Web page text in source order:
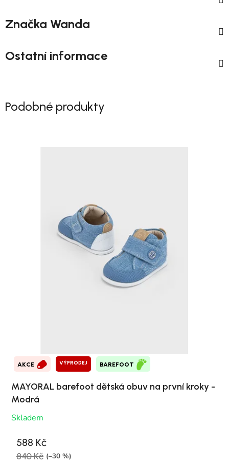
Značka Wanda
Ostatní informace
Podobné produkty
AKCE VÝPRODEJ BAREFOOT
MAYORAL barefoot dětská obuv na první kroky -
Modrá
Skladem
588 Kč
840 Kč (–30 %)